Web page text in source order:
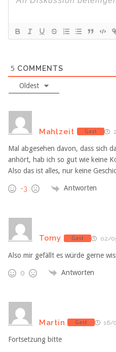
5 COMMENTS
Oldest
Mahlzeit Gast
Mal abgesehen davon, dass sich
anhört, hab ich so gut wie keine
Also das ist alles, nur keine
-3 Antworten
Tomy Gast 02/
Also mir gefällt es würde gerne
0 Antworten
Martin Gast 16/
Fortsetzung bitte